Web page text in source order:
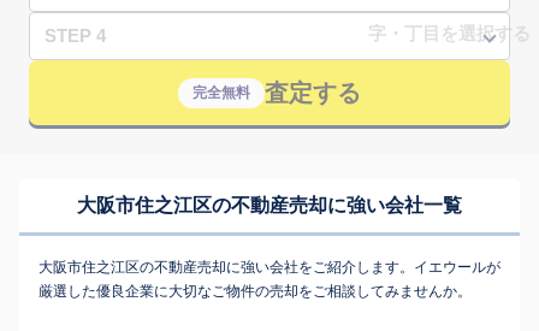
STEP 4
完全無料 査定する
大阪市住之江区の不動産売却に強い会社一覧
大阪市住之江区の不動産売却に強い会社をご紹介します。イエウールが
厳選した優良企業に大切なご物件の売却をご相談してみませんか。